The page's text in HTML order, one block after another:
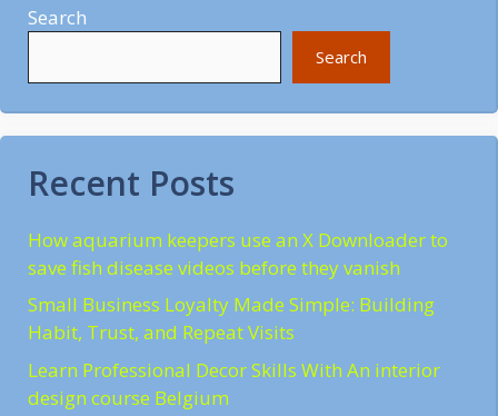
Search
Search
Recent Posts
How aquarium keepers use an X Downloader to
save fish disease videos before they vanish
Small Business Loyalty Made Simple: Building
Habit, Trust, and Repeat Visits
Learn Professional Decor Skills With An interior
design course Belgium